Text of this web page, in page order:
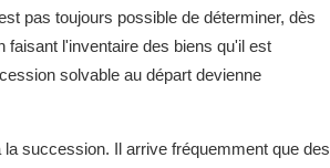
pas toujours possible de déterminer, dès
faisant l'inventaire des biens qu'il est
solvable au départ devienne
succession. Il arrive fréquemment que des